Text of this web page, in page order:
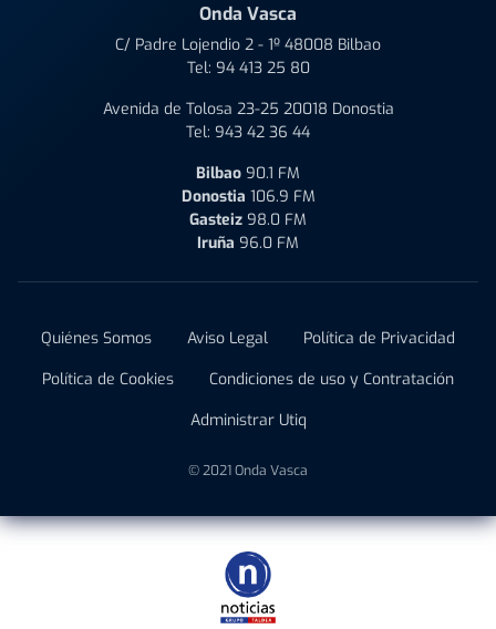
Onda Vasca
C/ Padre Lojendio 2 - 1º 48008 Bilbao
Tel: 94 413 25 80
Avenida de Tolosa 23-25 20018 Donostia
Tel: 943 42 36 44
Bilbao 90.1 FM
Donostia 106.9 FM
Gasteiz 98.0 FM
Iruña 96.0 FM
Quiénes Somos Aviso Legal
Política de Privacidad
Política de Cookies
Condiciones de uso y Contratación
Administrar Utiq
© 2021 Onda Vasca